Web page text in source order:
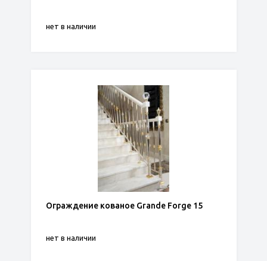
нет в наличии
Ограждение кованое Grande Forge 15
нет в наличии